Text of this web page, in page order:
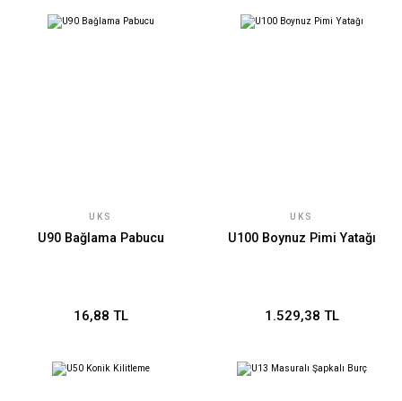
UKS
U90 Bağlama Pabucu
16,88 TL
UKS
U100 Boynuz Pimi Yatağı
1.529,38 TL